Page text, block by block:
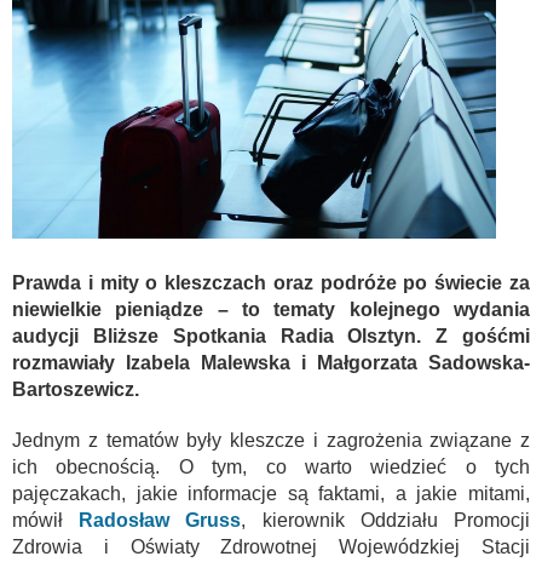
Prawda i mity o kleszczach oraz podróże po świecie za
niewielkie pieniądze – to tematy kolejnego wydania
audycji Bliższe Spotkania Radia Olsztyn. Z gośćmi
rozmawiały Izabela Malewska i Małgorzata Sadowska-
Bartoszewicz.
Jednym z tematów były kleszcze i zagrożenia związane z
ich obecnością. O tym, co warto wiedzieć o tych
pajęczakach, jakie informacje są faktami, a jakie mitami,
mówił
Radosław Gruss, kierownik Oddziału Promocji
Zdrowia i Oświaty Zdrowotnej Wojewódzkiej Stacji